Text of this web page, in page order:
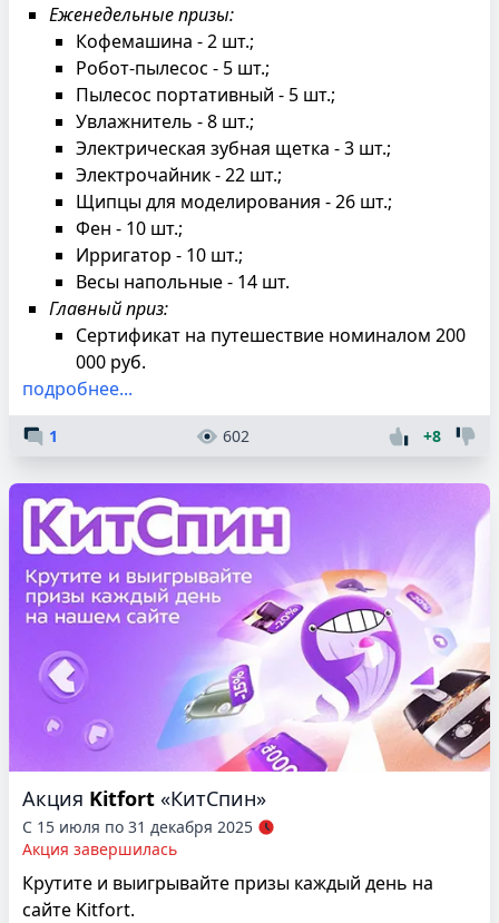
Еженедельные призы:
Кофемашина - 2 шт.;
Робот-пылесос - 5 шт.;
Пылесос портативный - 5 шт.;
Увлажнитель - 8 шт.;
Электрическая зубная щетка - 3 шт.;
Электрочайник - 22 шт.;
Щипцы для моделирования - 26 шт.;
Фен - 10 шт.;
Ирригатор - 10 шт.;
Весы напольные - 14 шт.
Главный приз:
Сертификат на путешествие номиналом 200
000 руб.
подробнее...
1 602 +8
Акция Kitfort «КитСпин»
С 15 июля по 31 декабря 2025
Акция завершилась
Крутите и выигрывайте призы каждый день на
сайте Kitfort.